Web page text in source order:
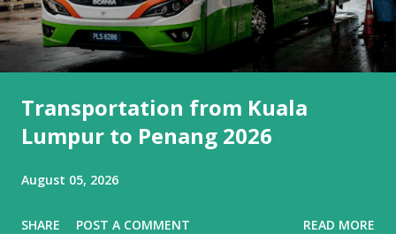
Transportation from Kuala
Lumpur to Penang 2026
August 05, 2026
SHARE POST A COMMENT READ MORE